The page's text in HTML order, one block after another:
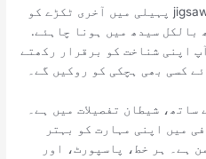
درستگی ادا کرتی ہے۔ یہ ایک jigsaw پہیلی میں آخری ٹکڑے کو
بالکل سیدھ میں ہونا چاہئے.
اپنی شناخت کو برقرار رکھتے
کسی بھی ہچکی کو روکیں گے۔
شیطان تفصیلات میں ہے۔
میں اپنی مہارت کو بہتر
ہے۔ ہر خط، پاسپورٹ، اور